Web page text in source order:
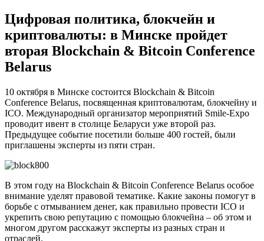
Цифровая политика, блокчейн и
криптовалюты: в Минске пройдет
вторая Blockchain & Bitcoin Conference
Belarus
10 октября в Минске состоится Blockchain & Bitcoin
Conference Belarus, посвященная криптовалютам, блокчейну и
ICO. Международный организатор мероприятий Smile-Expo
проводит ивент в столице Беларуси уже второй раз.
Предыдущее событие посетили больше 400 гостей, были
приглашены эксперты из пяти стран.
В этом году на Blockchain & Bitcoin Conference Belarus особое
внимание уделят правовой тематике. Какие законы помогут в
борьбе с отмыванием денег, как правильно провести ICO и
укрепить свою репутацию с помощью блокчейна – об этом и
многом другом расскажут эксперты из разных стран и
отраслей.